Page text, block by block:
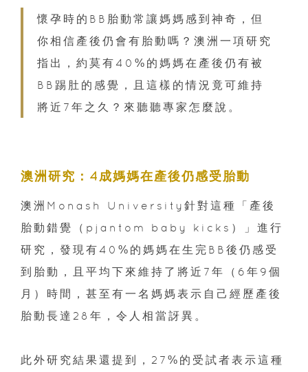
懷孕時的BB胎動常讓媽媽感到神奇，但
你相信產後仍會有胎動嗎？澳洲一項研究
指出，約莫有40%的媽媽在產後仍有被
BB踢肚的感覺，且這樣的情況竟可維持
將近7年之久？來聽聽專家怎麼說。
澳洲研究：4成媽媽在產後仍感受胎動
澳洲Monash University針對這種「產後
胎動錯覺（pjantom baby kicks）」進行
研究，發現有40%的媽媽在生完BB後仍感受
到胎動，且平均下來維持了將近7年（6年9個
月）時間，甚至有一名媽媽表示自己經歷產後
胎動長達28年，令人相當訝異。
此外研究結果還提到，27%的受試者表示這種